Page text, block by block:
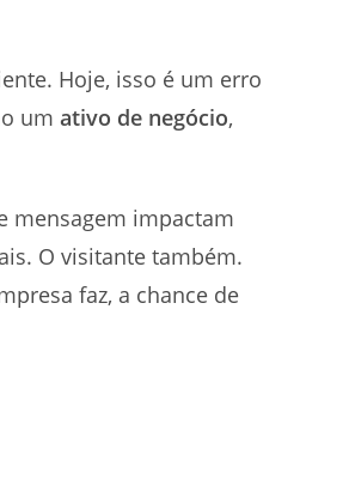
Hoje, isso é um erro
um ativo de negócio,
mensagem impactam
O visitante também.
faz, a chance de